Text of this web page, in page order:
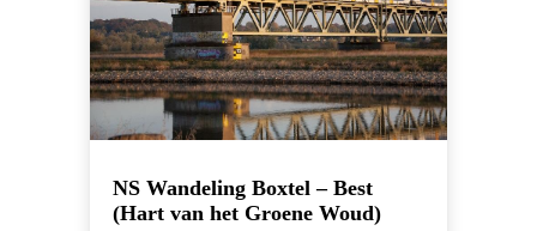
NS Wandeling Boxtel – Best
(Hart van het Groene Woud)